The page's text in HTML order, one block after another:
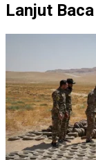
Lanjut Baca